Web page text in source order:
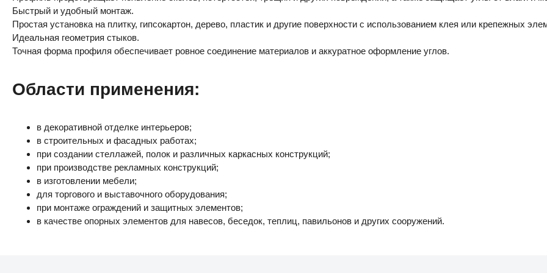
Быстрый и удобный монтаж.
Простая установка на плитку, гипсокартон, дерево, пластик и другие поверхности с использованием клея или крепежных
Идеальная геометрия стыков.
Точная форма профиля обеспечивает ровное соединение материалов и аккуратное оформление углов.
Области применения:
в декоративной отделке интерьеров;
в строительных и фасадных работах;
при создании стеллажей, полок и различных каркасных конструкций;
при производстве рекламных конструкций;
в изготовлении мебели;
для торгового и выставочного оборудования;
при монтаже ограждений и защитных элементов;
в качестве опорных элементов для навесов, беседок, теплиц, павильонов и других сооружений.